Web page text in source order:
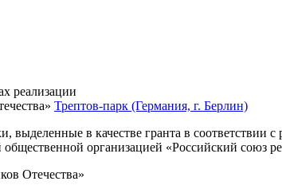
реализации
Трептов-парк (Германия, г. Берлин)
выделенные в качестве гранта в
организацией «Российский союз
Отечества»